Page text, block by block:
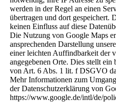
werden in der Regel an einen
übertragen und dort gespeichert.
keinen Einfluss auf diese
Die Nutzung von Google Maps
ansprechenden Darstellung
einer leichten Auffindbarkeit der
angegebenen Orte. Dies stellt ein
von Art. 6 Abs. 1 lit. f DSGVO
Mehr Informationen zum
der Datenschutzerklärung von
https://www.google.de/intl/de/